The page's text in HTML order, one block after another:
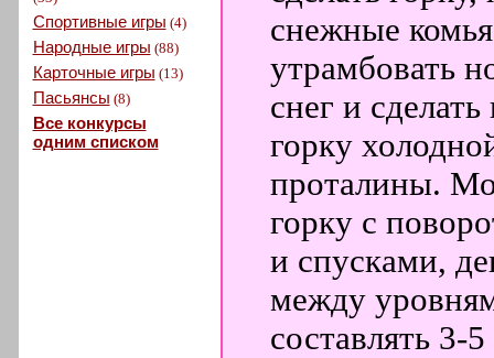
Спортивные игры (4)
Народные игры (88)
Карточные игры (13)
Пасьянсы (8)
Все конкурсы
одним списком
снежные
утрамбовать
снег и
горку
проталины.
горку с
и спусками,
между
составлять 3-